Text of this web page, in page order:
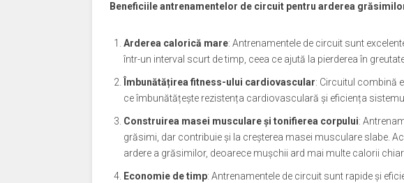
Beneficiile antrenamentelor de circuit pentru arderea
Arderea calorică mare: Antrenamentele de circuit sunt
într-un interval scurt de timp, ceea ce ajută la pierderea în
Îmbunătățirea fitness-ului cardiovascular: Circuitul combină
ce îmbunătățește rezistența cardiovasculară și eficiența
Construirea masei musculare și tonifierea corpului:
grăsimi, dar contribuie și la creșterea masei musculare slabe.
ardere a grăsimilor, deoarece mușchii ard mai multe calorii chiar
Economie de timp: Antrenamentele de circuit sunt rapide și